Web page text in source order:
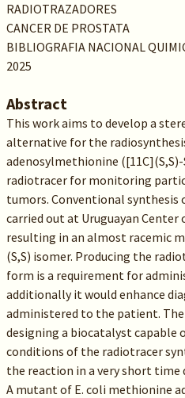
RADIOTRAZADORES
CANCER DE PROSTATA
BIBLIOGRAFIA NACIONAL
2025
Abstract
This work aims to develop a
alternative for the
adenosylmethionine
radiotracer for monitoring
tumors. Conventional synthesis
carried out at Uruguayan
resulting in an almost racemic
(S,S) isomer. Producing the
form is a requirement for
additionally it would enhance
administered to the patient.
designing a biocatalyst capable
conditions of the radiotracer
the reaction in a very short time
A mutant of E. coli methionine